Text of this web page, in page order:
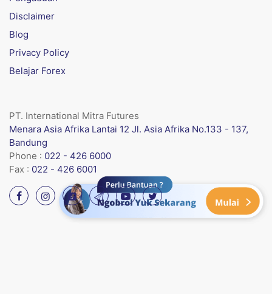
Disclaimer
Blog
Privacy Policy
Belajar Forex
PT. International Mitra Futures
Menara Asia Afrika Lantai 12 Jl. Asia Afrika No.133 - 137,
Bandung
Phone : 022 - 426 6000
Fax : 022 - 426 6001